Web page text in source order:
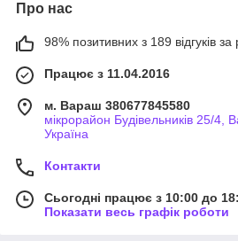
Про нас
98% позитивних з 189 відгуків за
Працює з 11.04.2016
м. Вараш 380677845580
мікрорайон Будівельників 25/4,
Україна
Контакти
Сьогодні працює з 10:00 до
Показати весь графік роботи